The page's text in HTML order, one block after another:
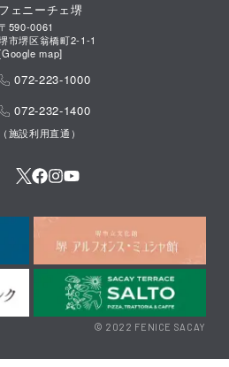
フェニーチェ堺
590-0061
市堺区翁橋町2-1-1
Google map]
072-223-1000
072-232-1400
（施設利用直通）
© 2022 FENICE SACAY